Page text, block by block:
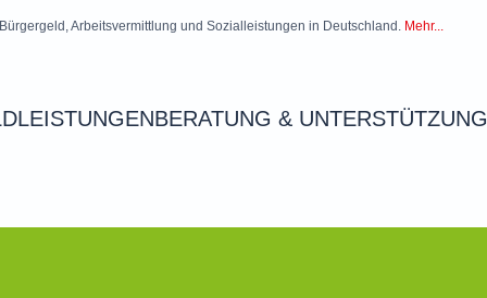
Arbeitsvermittlung und Sozialleistungen in Deutschland. Mehr...
BERATUNG & UNTERSTÜTZUNG